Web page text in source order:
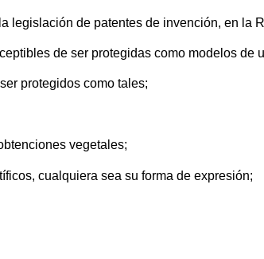
legislación de patentes de invención, en la
de ser protegidas como modelos de
protegidos como tales;
vegetales;
cualquiera sea su forma de expresión;